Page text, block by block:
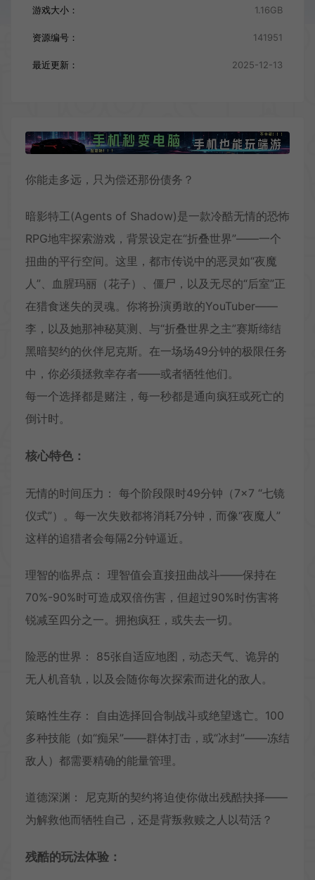
游戏大小： 1.16GB
资源编号： 141951
最近更新： 2025-12-13
你能走多远，只为偿还那份债务？
暗影特工(Agents of Shadow)是一款冷酷无情的恐怖
RPG地牢探索游戏，背景设定在“折叠世界”——一个
扭曲的平行空间。这里，都市传说中的恶灵如“夜魔
人”、血腥玛丽（花子）、僵尸，以及无尽的“后室”正
在猎食迷失的灵魂。你将扮演勇敢的YouTuber——
李，以及她那神秘莫测、与“折叠世界之主”赛斯缔结
黑暗契约的伙伴尼克斯。在一场场49分钟的极限任务
中，你必须拯救幸存者——或者牺牲他们。
每一个选择都是赌注，每一秒都是通向疯狂或死亡的
倒计时。
核心特色：
无情的时间压力： 每个阶段限时49分钟（7×7 “七镜
仪式”）。每一次失败都将消耗7分钟，而像“夜魔人”
这样的追猎者会每隔2分钟逼近。
理智的临界点： 理智值会直接扭曲战斗——保持在
70%-90%时可造成双倍伤害，但超过90%时伤害将
锐减至四分之一。拥抱疯狂，或失去一切。
险恶的世界： 85张自适应地图，动态天气、诡异的
无人机音轨，以及会随你每次探索而进化的敌人。
策略性生存： 自由选择回合制战斗或绝望逃亡。100
多种技能（如“痴呆”——群体打击，或“冰封”——冻结
敌人）都需要精确的能量管理。
道德深渊： 尼克斯的契约将迫使你做出残酷抉择——
为解救他而牺牲自己，还是背叛救赎之人以苟活？
残酷的玩法体验：